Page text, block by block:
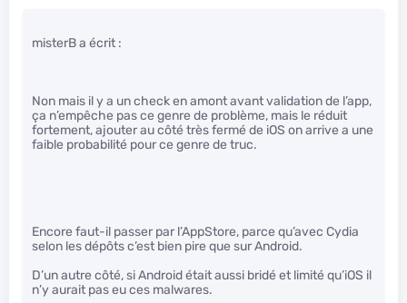
misterB a écrit :
Non mais il y a un check en amont avant validation de l’app,
ça n’empêche pas ce genre de problème, mais le réduit
fortement, ajouter au côté très fermé de iOS on arrive a une
faible probabilité pour ce genre de truc.
Encore faut-il passer par l’AppStore, parce qu’avec Cydia
selon les dépôts c’est bien pire que sur Android.
D’un autre côté, si Android était aussi bridé et limité qu’iOS il
n’y aurait pas eu ces malwares.